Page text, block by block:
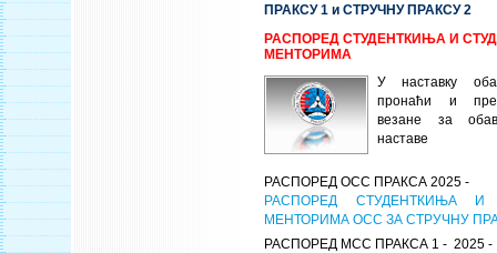
ПРАКСУ 1 и СТРУЧНУ ПРАКСУ 2
РАСПОРЕД СТУДЕНТКИЊА И
МЕНТОРИМА
У наставку
пронаћи и
везане за
наставе
РАСПОРЕД ОСС ПРАКСА 2025 -
РАСПОРЕД СТУДЕНТКИЊА И
МЕНТОРИМА ОСС ЗА СТРУЧНУ
РАСПОРЕД МСС ПРАКСА 1 - 2025 -